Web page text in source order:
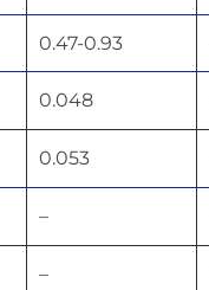
0.47-0.93
0.048
0.053
–
–